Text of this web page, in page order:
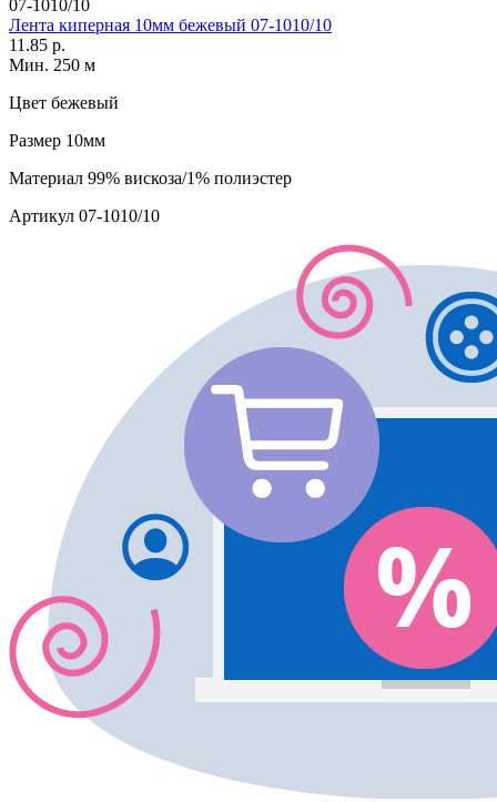
07-1010/10
Лента киперная 10мм бежевый 07-1010/10
11.85 р.
Мин. 250 м
Цвет бежевый
Размер 10мм
Материал 99% вискоза/1% полиэстер
Артикул 07-1010/10